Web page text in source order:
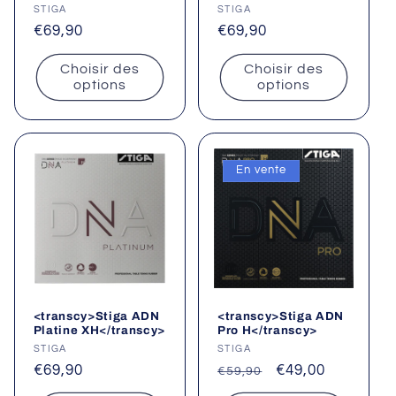
Fournisseur :
STIGA
Prix
habituel
€69,90
Choisir des
options
Fournisseur :
STIGA
Prix
habituel
€69,90
Choisir des
options
<transcy>Stiga ADN
Platine XH</transcy>
Fournisseur :
STIGA
Prix
habituel
€69,90
En vente
<transcy>Stiga ADN
Pro H</transcy>
Fournisseur :
STIGA
Prix
habituel
€59,90
Prix
promotionnel
€49,00